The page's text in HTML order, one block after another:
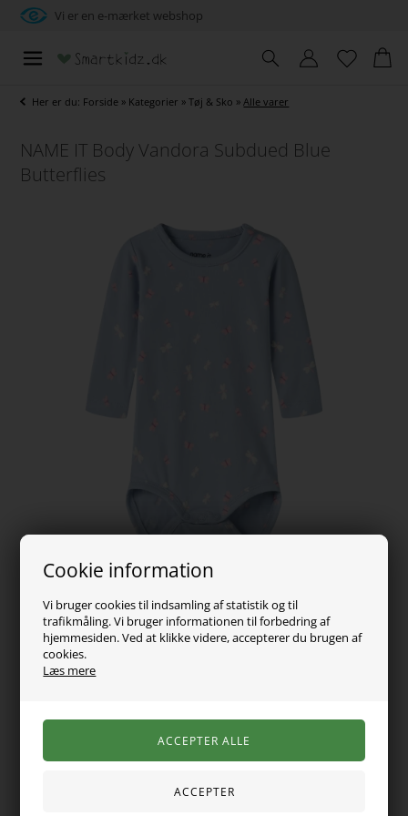
Cookie information
Vi bruger cookies til indsamling af statistik og til
trafikmåling. Vi bruger informationen til forbedring af
hjemmesiden. Ved at klikke videre, accepterer du brugen af
cookies.
Læs mere
Vi er en e-mærket webshop
Her er du: Forside » Kategorier »Tøj & Sko »Alle varer
NAME IT Body Vandora Subdued Blue
Butterflies
79,00DKK